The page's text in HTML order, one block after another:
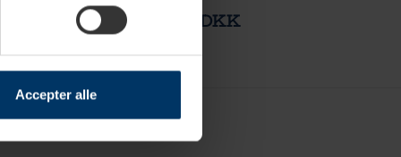
Accepter alle
1.799,95 DKK